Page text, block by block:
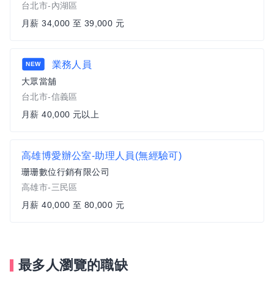
台北市-內湖區
月薪 34,000 至 39,000 元
NEW 業務人員
大眾當舖
台北市-信義區
月薪 40,000 元以上
高雄博愛辦公室-助理人員(無經驗可)
珊珊數位行銷有限公司
高雄市-三民區
月薪 40,000 至 80,000 元
最多人瀏覽的職缺